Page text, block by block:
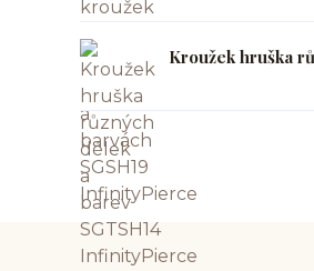
Kroužek hruška